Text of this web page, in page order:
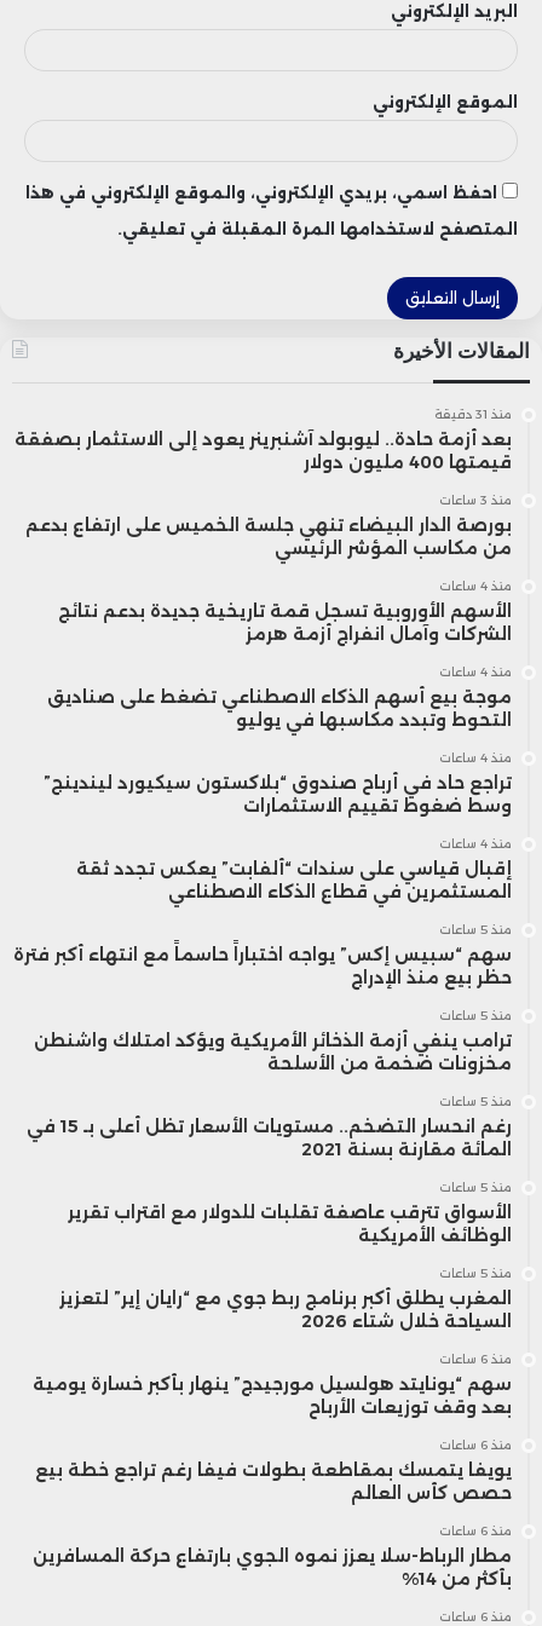
كما أكدت أخرباش على أهمية التشجيع
المستمر من الشبكة الفرنكوفونية لهيئات
تقنين وسائل الإعلام والشبكة الإفريقية
لهيئات تقنين الاتصال للمنصات على مكافحة
الأخبار الزائفة، مع إدانة سياسة المعايير
المزدوجة التي تمارسها هذه المنصات، خاصة
في ما يتعلق بالتمثيل القانوني في مختلف
البلدان، والموارد المخصصة لتقويم
المحتويات، واستخدام اللغات المحلية في
إفريقيا.
وفي ختام مداخلتها، دعت أخرباش إلى ضرورة
مساءلة المنصات الرقمية الكبرى ضمن إطار
شامل، يشمل تحركًا متعدد الأطراف لتحقيق
تقنين رقمي فعال.
وكان المؤتمر الدولي، الذي نظمته الهيئة
الوطنية لتنظيم السمعي-البصري في
السنغال، قد جمع رؤساء هيئات التقنين من
أكثر من 15 دولة. وفي ختام المؤتمر، تم تسليم
رئاسة الشبكة الفرنكوفونية لهيئات تقنين
وسائل الإعلام من رئيس هيئة تقنين الاتصال
السمعي-البصري في فرنسا، روك أوليفيي
ميستر، إلى مامادو عمر ندياي، رئيس المجلس
الوطني لتنظيم السمعي-البصري في
السنغال.
كما تم انتخاب السلطة العليا للصحافة
والسمعيات البصرية الموريتانية لتولي نيابة
محمد عبد الله لحبيب.
وترافق مع رئيسة “هاكا” خلال المؤتمر كل من
جعفر الكنسوسي وفاطمة برودي، عضوا
البريد الإلكتروني
الموقع الإلكتروني
احفظ اسمي، بريدي الإلكتروني، والموقع الإلكتروني في هذا
المتصفح لاستخدامها المرة المقبلة في تعليقي.
المقالات الأخيرة
منذ 31 دقيقة
بعد أزمة حادة.. ليوبولد آشنبرينر يعود إلى الاستثمار بصفقة
قيمتها 400 مليون دولار
منذ 3 ساعات
بورصة الدار البيضاء تنهي جلسة الخميس على ارتفاع بدعم
من مكاسب المؤشر الرئيسي
منذ 4 ساعات
الأسهم الأوروبية تسجل قمة تاريخية جديدة بدعم نتائج
الشركات وآمال انفراج أزمة هرمز
منذ 4 ساعات
موجة بيع أسهم الذكاء الاصطناعي تضغط على صناديق
التحوط وتبدد مكاسبها في يوليو
منذ 4 ساعات
تراجع حاد في أرباح صندوق “بلاكستون سيكيورد ليندينج”
وسط ضغوط تقييم الاستثمارات
منذ 4 ساعات
إقبال قياسي على سندات “ألفابت” يعكس تجدد ثقة
المستثمرين في قطاع الذكاء الاصطناعي
منذ 5 ساعات
سهم “سبيس إكس” يواجه اختباراً حاسماً مع انتهاء أكبر فترة
حظر بيع منذ الإدراج
منذ 5 ساعات
ترامب ينفي أزمة الذخائر الأمريكية ويؤكد امتلاك واشنطن
مخزونات ضخمة من الأسلحة
منذ 5 ساعات
رغم انحسار التضخم.. مستويات الأسعار تظل أعلى بـ 15 في
المائة مقارنة بسنة 2021
منذ 5 ساعات
الأسواق تترقب عاصفة تقلبات للدولار مع اقتراب تقرير
الوظائف الأمريكية
منذ 5 ساعات
المغرب يطلق أكبر برنامج ربط جوي مع “رايان إير” لتعزيز
السياحة خلال شتاء 2026
منذ 6 ساعات
سهم “يونايتد هولسيل مورجيدج” ينهار بأكبر خسارة يومية
بعد وقف توزيعات الأرباح
منذ 6 ساعات
يويفا يتمسك بمقاطعة بطولات فيفا رغم تراجع خطة بيع
حصص كأس العالم
منذ 6 ساعات
مطار الرباط-سلا يعزز نموه الجوي بارتفاع حركة المسافرين
بأكثر من 14%
منذ 6 ساعات